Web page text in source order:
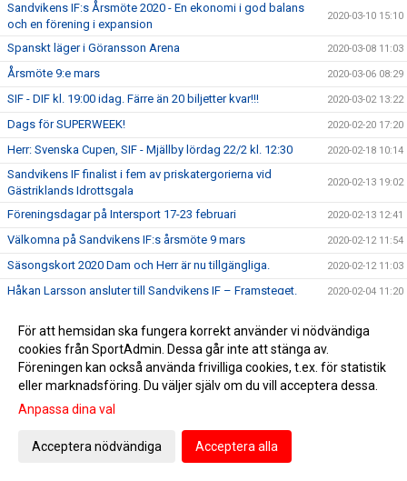
Sandvikens IF:s Årsmöte 2020 - En ekonomi i god balans
och en förening i expansion
2020-03-10 15:10
Spanskt läger i Göransson Arena 2020-03-08 11:03
Årsmöte 9:e mars 2020-03-06 08:29
SIF - DIF kl. 19:00 idag. Färre än 20 biljetter kvar!!! 2020-03-02 13:22
Dags för SUPERWEEK! 2020-02-20 17:20
Herr: Svenska Cupen, SIF - Mjällby lördag 22/2 kl. 12:30 2020-02-18 10:14
Sandvikens IF finalist i fem av priskatergorierna vid
Gästriklands Idrottsgala
2020-02-13 19:02
Föreningsdagar på Intersport 17-23 februari 2020-02-13 12:41
Välkomna på Sandvikens IF:s årsmöte 9 mars 2020-02-12 11:54
Säsongskort 2020 Dam och Herr är nu tillgängliga. 2020-02-12 11:03
Håkan Larsson ansluter till Sandvikens IF – Framsteget. 2020-02-04 11:20
Spelschema för dam och herr är släppt!
Göransson Cup! 2020-01-24 11:44
Julklappstips! Vi hjälper dig att köpa din biljett på SIF-
kansliet torsdag och fredag.
Sandvik fortsätter som huvudpartner för Sandvikens IF
Samarbete mellan Göransson Arena, Sandvikens IF och
För att hemsidan ska fungera korrekt använder vi nödvändiga
cookies från SportAdmin. Dessa går inte att stänga av.
Föreningen kan också använda frivilliga cookies, t.ex. för statistik
eller marknadsföring. Du väljer själv om du vill acceptera dessa.
Anpassa dina val
Acceptera nödvändiga Acceptera alla